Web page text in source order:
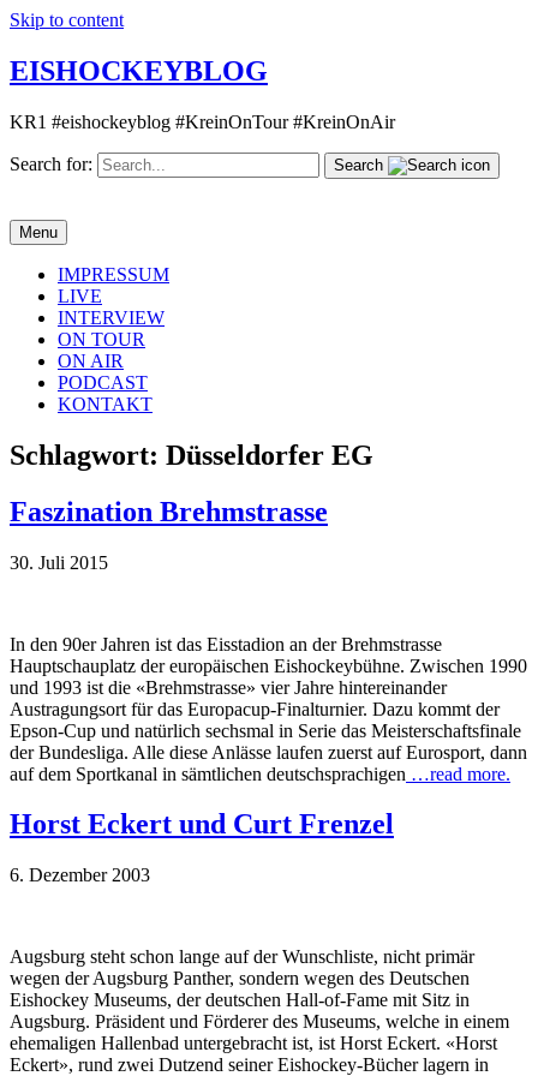
Skip to content
EISHOCKEYBLOG
KR1 #eishockeyblog #KreinOnTour #KreinOnAir
Search for: Search
Menu
IMPRESSUM
LIVE
INTERVIEW
ON TOUR
ON AIR
PODCAST
KONTAKT
Schlagwort: Düsseldorfer EG
Faszination Brehmstrasse
30. Juli 2015
In den 90er Jahren ist das Eisstadion an der Brehmstrasse
Hauptschauplatz der europäischen Eishockeybühne. Zwischen 1990
und 1993 ist die «Brehmstrasse» vier Jahre hintereinander
Austragungsort für das Europacup-Finalturnier. Dazu kommt der
Epson-Cup und natürlich sechsmal in Serie das Meisterschaftsfinale
der Bundesliga. Alle diese Anlässe laufen zuerst auf Eurosport, dann
auf dem Sportkanal in sämtlichen deutschsprachigen …read more.
Horst Eckert und Curt Frenzel
6. Dezember 2003
Augsburg steht schon lange auf der Wunschliste, nicht primär
wegen der Augsburg Panther, sondern wegen des Deutschen
Eishockey Museums, der deutschen Hall-of-Fame mit Sitz in
Augsburg. Präsident und Förderer des Museums, welche in einem
ehemaligen Hallenbad untergebracht ist, ist Horst Eckert. «Horst
Eckert», rund zwei Dutzend seiner Eishockey-Bücher lagern in